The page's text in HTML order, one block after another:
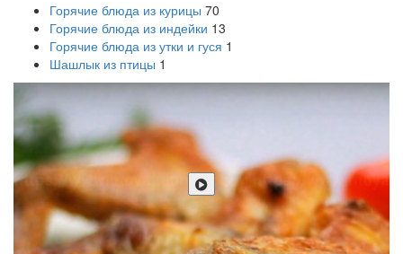
Горячие блюда из курицы 70
Горячие блюда из индейки 13
Горячие блюда из утки и гуся 1
Шашлык из птицы 1